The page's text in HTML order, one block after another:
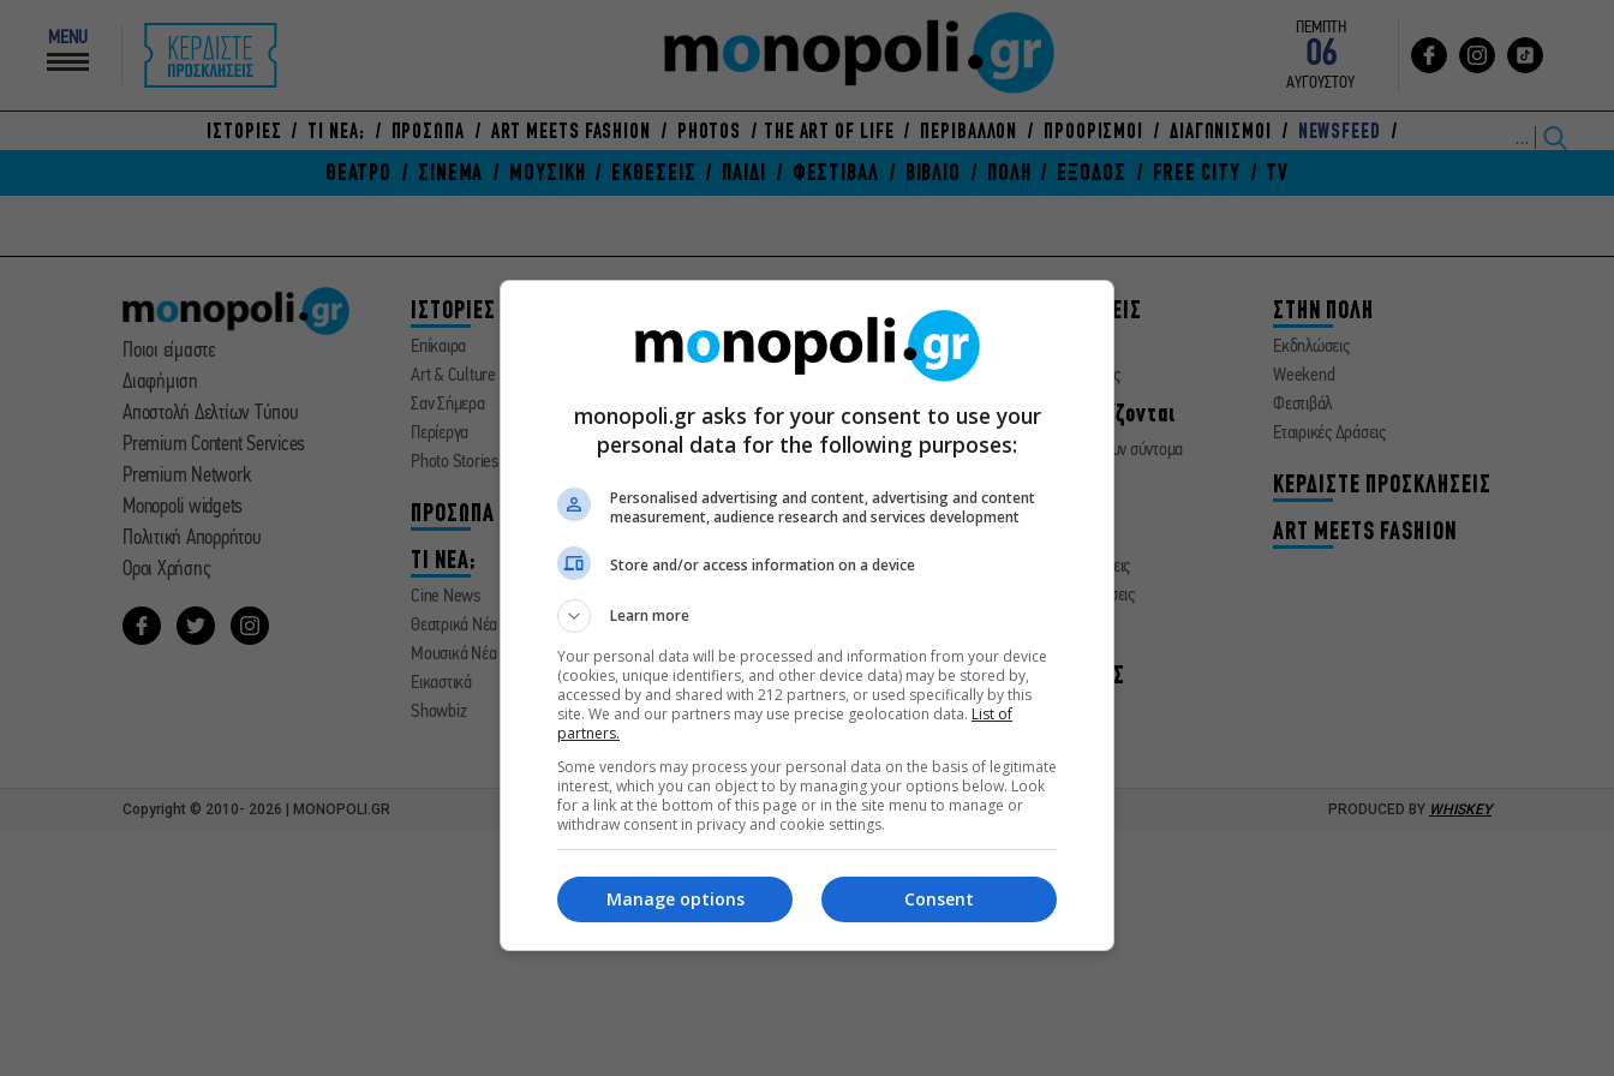
MENU
ΠΕΜΠΤΗ
06
ΑΥΓΟΥΣΤΟΥ
ΙΣΤΟΡΙΕΣ ΤΙ ΝΕΑ; ΠΡΟΣΩΠΑ ART MEETS FASHION PHOTOS THE ART OF LIFE ΠΕΡΙΒΑΛΛΟΝ ΠΡΟΟΡΙΣΜΟΙ ΔΙΑΓΩΝΙΣΜΟΙ NEWSFEED
ΘΕΑΤΡΟ ΣΙΝΕΜΑ ΜΟΥΣΙΚΗ ΕΚΘΕΣΕΙΣ ΠΑΙΔΙ ΦΕΣΤΙΒΑΛ ΒΙΒΛΙΟ ΠΟΛΗ ΕΞΟΔΟΣ FREE CITY TV
Ποιοι είμαστε
Διαφήμιση
Αποστολή Δελτίων Τύπου
Premium Content Services
Premium Network
Monopoli widgets
Πολιτική Απορρήτου
Οροι Χρήσης
ΙΣΤΟΡΙΕΣ
Επίκαιρα
Art & Culture
Σαν Σήμερα
Περίεργα
Photo Stories
ΠΡΟΣΩΠΑ
ΤΙ ΝΕΑ;
Cine News
Θεατρικά Νέα
Μουσικά Νέα
Εικαστικά
Showbiz
ΕΥ ΖΗΝ
Υγεία-Ομορφιά
Διατροφή
Οι πρεμιέρες με μια ματιά
Νέα
Keep Watching
ΘΕΑΤΡΟ
Θέματα
Κριτική Θεάτρου
Συνεχίζονται
Τελειώνουν σύντομα
Νέα
Τελειώνουν σύντομα
Νέα
ΕΚΘΕΣΕΙΣ
Προσεχώς
Συνεχίζονται
Τελειώνουν σύντομα
Εκδηλώσεις
Παραστάσεις
ΕΞΟΔΟΣ
ΣΤΗΝ ΠΟΛΗ
Εκδηλώσεις
Weekend
Φεστιβάλ
Εταιρικές Δράσεις
ΚΕΡΔΙΣΤΕ ΠΡΟΣΚΛΗΣΕΙΣ
ART MEETS FASHION
Copyright © 2010- 2026 | MONOPOLI.GR PRODUCED BY WHISKEY
monopoli.gr asks for your consent to use your
personal data for the following purposes:
Personalised advertising and content, advertising and content
measurement, audience research and services development
Store and/or access information on a device
Learn more
Your personal data will be processed and information from your device
(cookies, unique identifiers, and other device data) may be stored by,
accessed by and shared with 212 partners, or used specifically by this
site. We and our partners may use precise geolocation data. List of
partners.
Some vendors may process your personal data on the basis of legitimate
interest, which you can object to by managing your options below. Look
for a link at the bottom of this page or in the site menu to manage or
withdraw consent in privacy and cookie settings.
Consent
Manage options